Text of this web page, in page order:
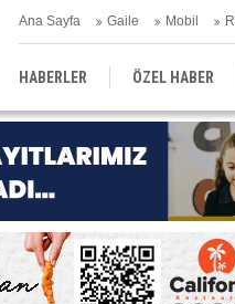
Ana Sayfa Gaile Mobil
HABERLER ÖZEL HABER
EĞİTİM YEREL